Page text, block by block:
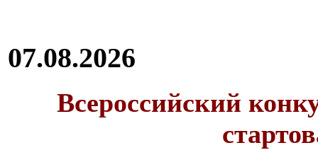
07.08.2026
Всероссийский